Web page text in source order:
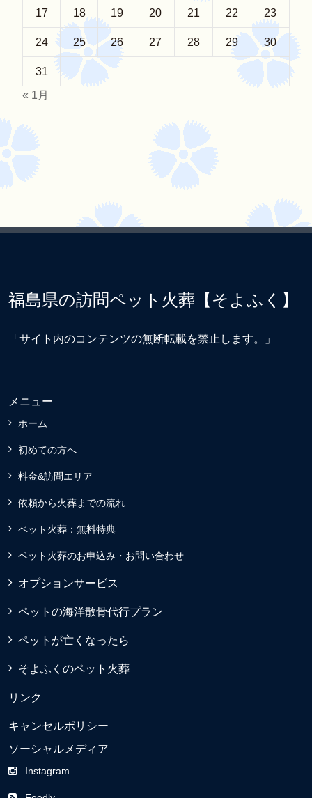
17 18 19 20 21 22 23
24 25 26 27 28 29 30
31
« 1月
福島県の訪問ペット火葬【そよふく】
「サイト内のコンテンツの無断転載を禁止します。」
メニュー
ホーム
初めての方へ
料金&訪問エリア
依頼から火葬までの流れ
ペット火葬：無料特典
ペット火葬のお申込み・お問い合わせ
オプションサービス
ペットの海洋散骨代行プラン
ペットが亡くなったら
そよふくのペット火葬
リンク
キャンセルポリシー
ソーシャルメディア
Instagram